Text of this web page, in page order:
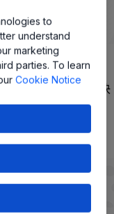
模块
一种高度集成的解决
应对各种各样的新
to
understand
marketing
parties. To learn
Cookie Notice